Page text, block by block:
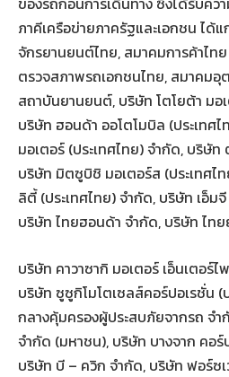
ภาคีเครือข่ายภาครัฐและเอกชน ได้
จักรยานยนต์ไทย, สมาคมการค้าไท
ตรวจสภาพรถเอกชนไทย, สมาคม
สถาบันยานยนต์, บริษัท โตโยต้า มอ
บริษัท ฮอนด้า ออโตโมบิล (ประเทศ
มอเตอร์ (ประเทศไทย) จำกัด, บริษั
บริษัท มิตซูบิชิ มอเตอร์ส (ประเทศไ
ลิตี้ (ประเทศไทย) จำกัด, บริษัท เอ็ม
บริษัท ไทยฮอนด้า จำกัด, บริษัท ไทย
บริษัท คาวาซากิ มอเตอร์ เอ็นเตอร์ไ
บริษัท ซูซูกิโมโตเซลส์คอร์ปอเรชั่น (
กลางคุ้มครองผู้ประสบภัยจากรถ จำ
จำกัด (มหาชน), บริษัท บางจาก คอ
บริษัท บี – ควิก จำกัด, บริษัท ฟอร์ซเ